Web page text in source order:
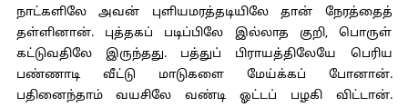
நாட்களிலே அவன் புளியமரத்தடியிலே தான் நேரத்தைத்
தள்ளினான். புத்தகப் படிப்பிலே இல்லாத குறி, பொருள்
கட்டுவதிலே இருந்தது. பத்துப் பிராயத்திலேயே பெரிய
பண்ணாடி வீட்டு மாடுகளை மேய்க்கப் போனான்.
பதினைந்தாம் வயசிலே வண்டி ஓட்டப் பழகி விட்டான்.